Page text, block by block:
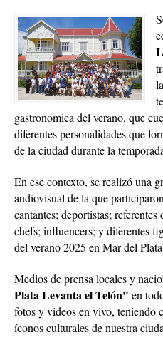
gastronómica del verano, que
diferentes personalidades que
de la ciudad durante la
En ese contexto, se realizó una
audiovisual de la que
cantantes; deportistas;
chefs; influencers; y diferentes
del verano 2025 en Mar del
Medios de prensa locales y
Plata Levanta el Telón" en
fotos y videos en vivo, teniendo
íconos culturales de nuestra